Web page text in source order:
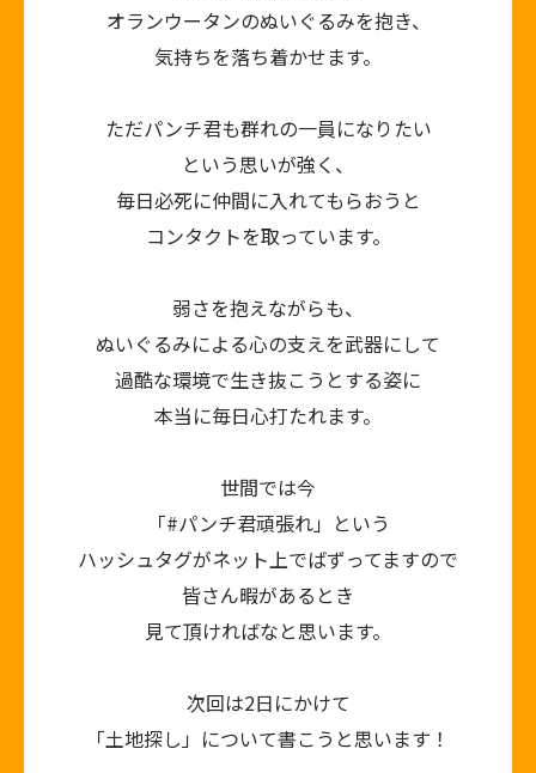
オランウータンのぬいぐるみを抱き、
気持ちを落ち着かせます。
ただパンチ君も群れの一員になりたい
という思いが強く、
毎日必死に仲間に入れてもらおうと
コンタクトを取っています。
弱さを抱えながらも、
ぬいぐるみによる心の支えを武器にして
過酷な環境で生き抜こうとする姿に
本当に毎日心打たれます。
世間では今
「#パンチ君頑張れ」という
ハッシュタグがネット上でばずってますので
皆さん暇があるとき
見て頂ければなと思います。
次回は2日にかけて
「土地探し」について書こうと思います！